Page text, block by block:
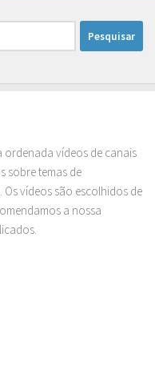
ordenada vídeos de canais
sobre temas de
vídeos são escolhidos de
a nossa